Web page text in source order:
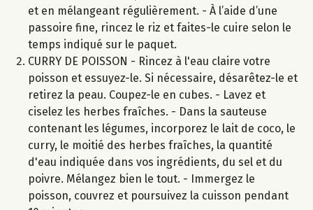
et en mélangeant régulièrement. - À l’aide d’une
passoire fine, rincez le riz et faites-le cuire selon le
temps indiqué sur le paquet.
CURRY DE POISSON - Rincez à l'eau claire votre
poisson et essuyez-le. Si nécessaire, désarêtez-le et
retirez la peau. Coupez-le en cubes. - Lavez et
ciselez les herbes fraîches. - Dans la sauteuse
contenant les légumes, incorporez le lait de coco, le
curry, le moitié des herbes fraîches, la quantité
d'eau indiquée dans vos ingrédients, du sel et du
poivre. Mélangez bien le tout. - Immergez le
poisson, couvrez et poursuivez la cuisson pendant